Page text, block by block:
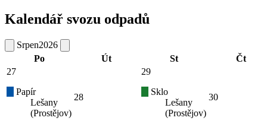
Kalendář svozu odpadů
Srpen2026
Po
Út St
Čt
27
Papír
Lešany
(Prostějov)
28
29
Sklo
Lešany
(Prostějov)
30